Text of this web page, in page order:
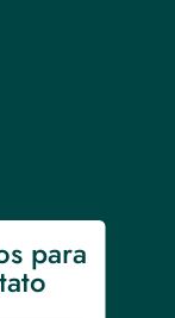
para